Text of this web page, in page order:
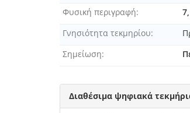
Φυσική περιγραφή
Γνησιότητα τεκμηρίου
Σημείωση
Διαθέσιμα ψηφιακά